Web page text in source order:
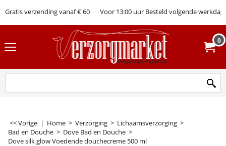
Gratis verzending vanaf € 60 Voor 13:00 uur Besteld volgende werkdag
0
<< Vorige | Home > Verzorging > Lichaamsverzorging >
Bad en Douche > Dove Bad en Douche >
Dove silk glow Voedende douchecreme 500 ml